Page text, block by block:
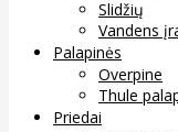
Slidžių
Vandens
Palapinės
Overpine
Thule
Priedai